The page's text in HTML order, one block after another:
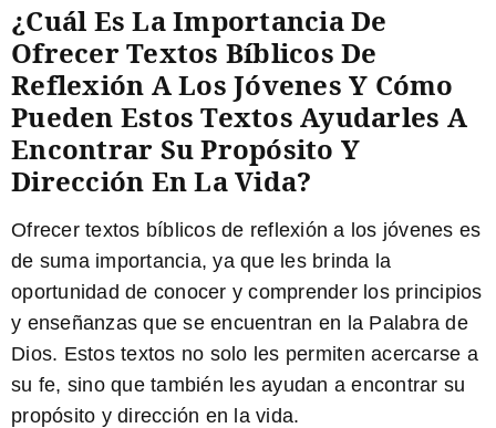
¿Cuál Es La Importancia De
Ofrecer Textos Bíblicos De
Reflexión A Los Jóvenes Y Cómo
Pueden Estos Textos Ayudarles A
Encontrar Su Propósito Y
Dirección En La Vida?
Ofrecer textos bíblicos de reflexión a los jóvenes es
de suma importancia, ya que les brinda la
oportunidad de conocer y comprender los principios
y enseñanzas que se encuentran en la Palabra de
Dios. Estos textos no solo les permiten acercarse a
su fe, sino que también les ayudan a encontrar su
propósito y dirección en la vida.